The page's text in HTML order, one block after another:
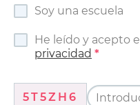
Soy una escuela
He leído y acepto el
privacidad
5T5ZH6